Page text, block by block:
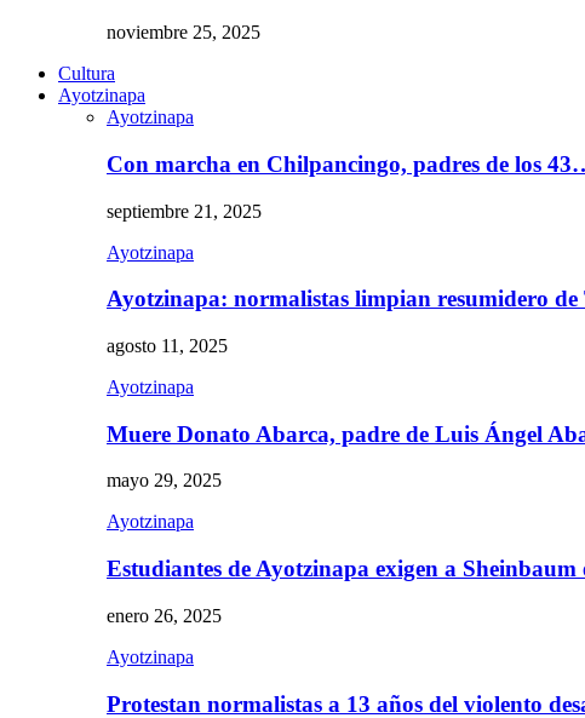
noviembre 25, 2025
Cultura
Ayotzinapa
Ayotzinapa
Con marcha en Chilpancingo, padres de los
septiembre 21, 2025
Ayotzinapa
Ayotzinapa: normalistas limpian resumidero
agosto 11, 2025
Ayotzinapa
Muere Donato Abarca, padre de Luis Ángel
mayo 29, 2025
Ayotzinapa
Estudiantes de Ayotzinapa exigen a
enero 26, 2025
Ayotzinapa
Protestan normalistas a 13 años del violento